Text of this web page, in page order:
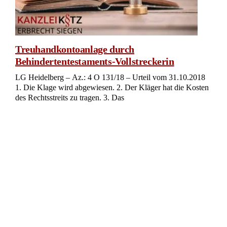
Treuhandkontoanlage durch
Behindertentestaments-Vollstreckerin
LG Heidelberg – Az.: 4 O 131/18 – Urteil vom 31.10.2018
1. Die Klage wird abgewiesen. 2. Der Kläger hat die Kosten
des Rechtsstreits zu tragen. 3. Das